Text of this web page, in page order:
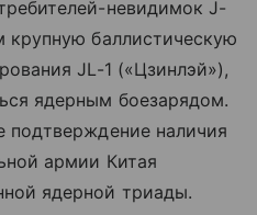
невидимок J-
баллистическую
JL-1 («Цзинлэй»),
ядерным боезарядом.
подтверждение наличия
армии Китая
ядерной триады.